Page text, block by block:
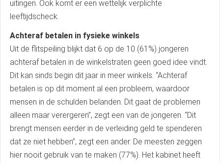
uitingen. Ook komt er een wettelijk verplichte
leeftijdscheck.
Achteraf betalen in fysieke winkels
Uit de flitspeiling blijkt dat 6 op de 10 (61%) jongeren
achteraf betalen in de winkelstraten geen goed idee vindt.
Dit kan sinds begin dit jaar in meer winkels. “Achteraf
betalen is op dit moment al een probleem, waardoor
mensen in de schulden belanden. Dit gaat de problemen
alleen maar verergeren”, zegt een van de jongeren. “Dit
brengt mensen eerder in de verleiding geld te spenderen
dat ze niet hebben”, zegt een ander. De meesten zeggen
hier nooit gebruik van te maken (77%). Het kabinet heeft